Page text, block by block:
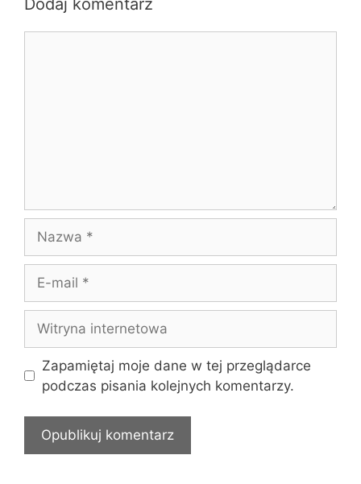
mail
internetowa
Zapamiętaj moje dane w tej przeglądarce
podczas pisania kolejnych komentarzy.